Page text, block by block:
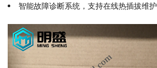
智能故障诊断系统，支持在线热插拔维护